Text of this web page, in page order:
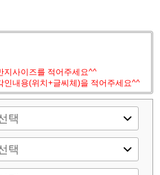
지사이즈를 적어주세요^^
인내용(위치+글씨체)을 적어주세요^^